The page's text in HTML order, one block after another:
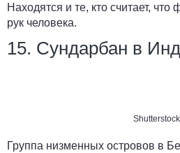
Находятся и те, кто считает,
рук человека.
15. Сундарбан в
Shutterstock
Группа низменных островов в